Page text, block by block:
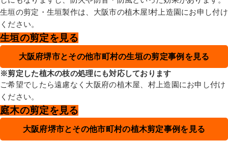
生垣の剪定・生垣製作は、大阪市の植木屋!村上造園にお申し付け
ください。
生垣の剪定を見る
大阪府堺市とその他市町村の生垣の剪定事例を見る
※剪定した植木の枝の処理にも対応しております
ご希望でしたら遠慮なく大阪府の植木屋、村上造園にお申し付け
ください。
庭木の剪定を見る
大阪府堺市とその他市町村の植木剪定事例を見る